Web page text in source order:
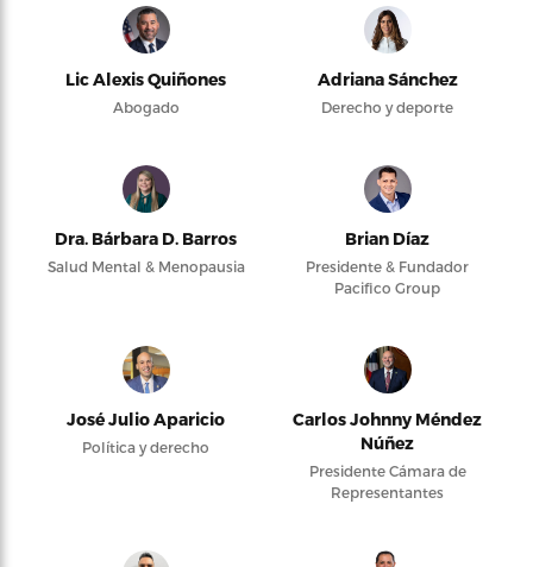
Lic Alexis Quiñones
Abogado
Adriana Sánchez
Derecho y deporte
Dra. Bárbara D. Barros
Salud Mental & Menopausia
Brian Díaz
Presidente & Fundador
Pacifico Group
José Julio Aparicio
Política y derecho
Carlos Johnny Méndez
Núñez
Presidente Cámara de
Representantes